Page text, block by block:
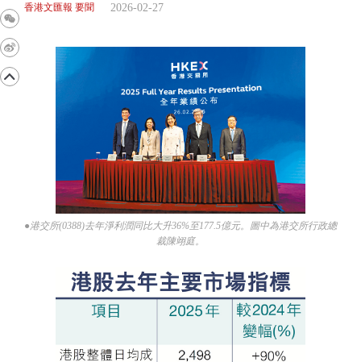
香港文匯報 要聞 2026-02-27
●港交所(0388)去年淨利潤同比大升36%至177.5億元。圖中為港交所行政總
裁陳翊庭。